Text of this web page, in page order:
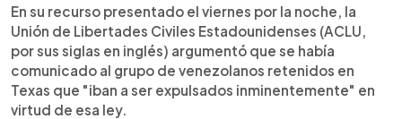
En su recurso presentado el viernes por la noche, la
Unión de Libertades Civiles Estadounidenses (ACLU,
por sus siglas en inglés) argumentó que se había
comunicado al grupo de venezolanos retenidos en
Texas que "iban a ser expulsados inminentemente" en
virtud de esa ley.